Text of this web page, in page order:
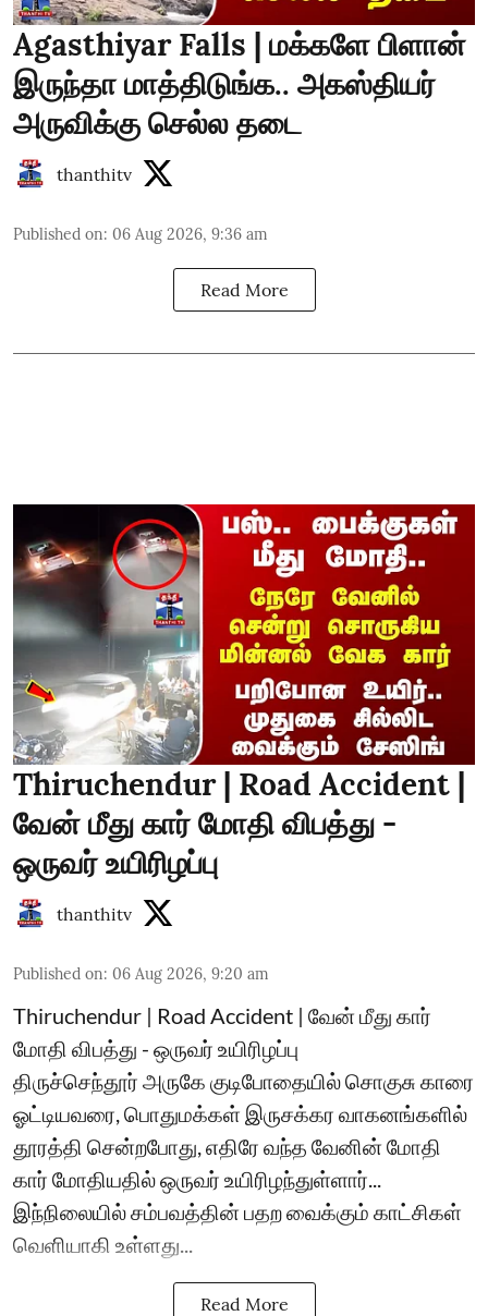
Agasthiyar Falls | மக்களே பிளான்
இருந்தா மாத்திடுங்க.. அகஸ்தியர்
அருவிக்கு செல்ல தடை
thanthitv
Published on: 06 Aug 2026, 9:36 am
Read More
Thiruchendur | Road Accident |
வேன் மீது கார் மோதி விபத்து -
ஒருவர் உயிரிழப்பு
thanthitv
Published on: 06 Aug 2026, 9:20 am
Thiruchendur | Road Accident | வேன் மீது கார்
மோதி விபத்து - ஒருவர் உயிரிழப்பு
திருச்செந்தூர் அருகே குடிபோதையில் சொகுசு காரை
ஓட்டியவரை, பொதுமக்கள் இருசக்கர வாகனங்களில்
தூரத்தி சென்றபோது, எதிரே வந்த வேனின் மோதி
கார் மோதியதில் ஒருவர் உயிரிழந்துள்ளார்...
இந்நிலையில் சம்பவத்தின் பதற வைக்கும் காட்சிகள்
வெளியாகி உள்ளது...
Read More